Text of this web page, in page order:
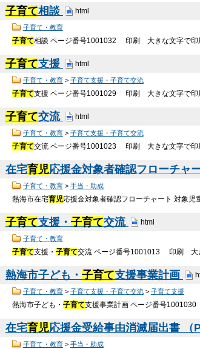
子育て相談 html
子育て・教育
子育て相談 ページ番号1001032 印刷 大きな文字で印
子育て支援 html
子育て・教育> 子育て支援・子育て交流
子育て支援 ページ番号1001029 印刷 大きな文字で
子育て交流 html
子育て・教育> 子育て支援・子育て交流
子育て交流 ページ番号1001023 印刷 大きな文字で
在宅育児応援金対象者確認フローチャ
子育て・教育> 手当・助成
熱海市在宅育児応援金対象者確認フローチャート 対象
子育て支援・ 子育て交流 html
子育て・教育
子育て支援・子育て交流 ページ番号1001013 印刷 大
熱海市子ども・ 子育て支援事業計画
子育て・教育> 子育て支援・子育て交流> 子育て支援
熱海市子ども・子育て支援事業計画 ページ番号
在宅育児応援金受給事由消滅届出書 （
子育て・教育> 手当・助成